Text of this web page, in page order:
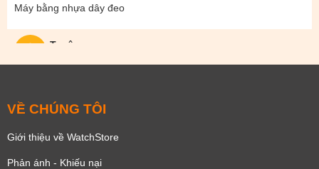
Tuyên
Máy bằng nhựa dây đeo
VỀ CHÚNG TÔI
Giới thiệu về WatchStore
Phản ánh - Khiếu nại